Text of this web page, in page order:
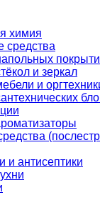
химия
и зеркал
и
и антисептики